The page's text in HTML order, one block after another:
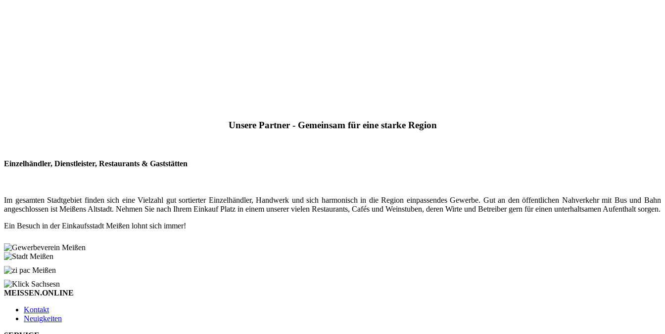
Unsere Partner - Gemeinsam für eine starke Region
Einzelhändler, Dienstleister, Restaurants & Gaststätten
Im gesamten Stadtgebiet finden sich eine Vielzahl gut sortierter Einzelhändler, Handwerk und sich harmonisch in die Region einpassendes Gewerbe. Gut an den öffentlichen Nahverkehr mit Bus und Bahn
angeschlossen ist Meißens Altstadt. Nehmen Sie nach Ihrem Einkauf Platz in einem unserer vielen Restaurants, Cafés und Weinstuben, deren Wirte und Betreiber gern für einen unterhaltsamen Aufenthalt sorgen.
Ein Besuch in der Einkaufsstadt Meißen lohnt sich immer!
MEISSEN.ONLINE
Kontakt
Neuigkeiten